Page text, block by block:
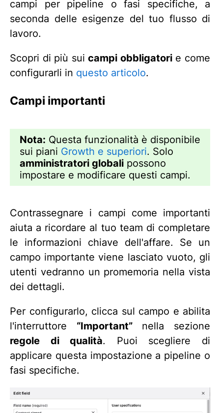
campi per pipeline o fasi specifiche, a
seconda delle esigenze del tuo flusso di
lavoro.
Scopri di più suicampi obbligatorie come
configurarli in questo articolo.
Campi importanti
Nota: Questa funzionalità è disponibile
sui piani Growth e superiori. Solo
amministratori globali possono
impostare e modificare questi campi.
Contrassegnare i campi come importanti
aiuta a ricordare al tuo team di completare
le informazioni chiave dell'affare. Se un
campo importante viene lasciato vuoto, gli
utenti vedranno un promemoria nella vista
dei dettagli.
Per configurarlo, clicca sul campo e abilita
l'interruttore “Important”nella sezione
regole di qualità. Puoi scegliere di
applicare questa impostazione a pipeline o
fasi specifiche.